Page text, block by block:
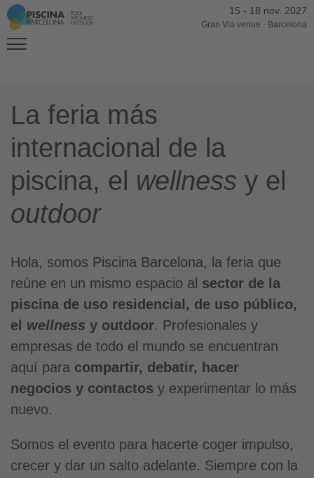
15 - 18 nov. 2027
Gran Via venue - Barcelona
La feria más
internacional de la
piscina, el wellness y el
outdoor
Hola, somos Piscina Barcelona, la feria que
reúne en un mismo espacio al sector de la
piscina de uso residencial, de uso público,
el wellness y outdoor. Profesionales y
empresas de todo el mundo se encuentran
aquí para compartir, debatir, hacer
negocios y contactos y experimentar lo más
nuevo.
Somos el evento para hacerte coger impulso,
crecer y dar un salto adelante. Siempre con la